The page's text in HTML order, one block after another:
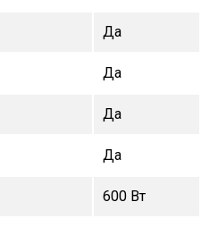
Да
Да
Да
Да
600 Вт